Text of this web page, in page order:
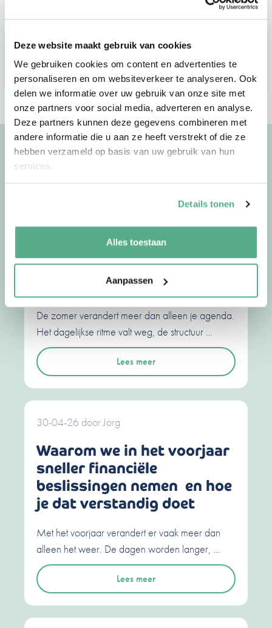
Deze website maakt gebruik van cookies
We gebruiken cookies om content en advertenties te
personaliseren en om websiteverkeer te analyseren. Ook
delen we informatie over uw gebruik van onze site met
onze partners voor social media, adverteren en analyse.
Deze partners kunnen deze gegevens combineren met
andere informatie die u aan ze heeft verstrekt of die ze
hebben verzameld op basis van uw gebruik van hun
services.
Details tonen
Alles toestaan
Aanpassen
Vind jouw adviseur Maak een afspraak
Uitgelichte artikelen
Jorg
Waarom we op vakantie
anders over geld denken
De zomer verandert meer dan alleen je agenda.
Het dagelijkse ritme valt weg, de structuur …
Lees meer
30-04-26 doorJorg
Waarom we in het voorjaar
sneller financiële
beslissingen nemen en hoe
je dat verstandig doet
Met het voorjaar verandert er vaak meer dan
alleen het weer. De dagen worden langer, …
Lees meer